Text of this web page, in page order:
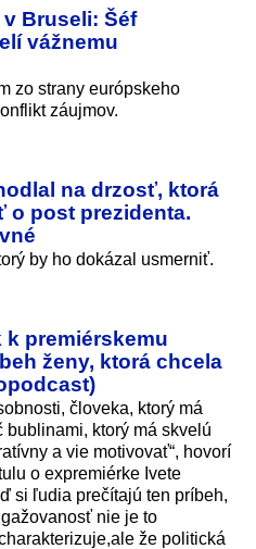
Bruseli: Šéf
vážnemu
zo strany európskeho
záujmov.
na drzosť, ktorá
o post prezidenta.
by ho dokázal usmerniť.
premiérskemu
ženy, ktorá chcela
človeka, ktorý má
ktorý má skvelú
a vie motivovať“, hovorí
o expremiérke Ivete
si ľudia prečítajú ten príbeh,
nie je to
že politická